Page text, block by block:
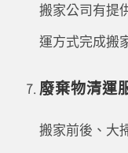
搬家公司有提
運方式完成搬
廢棄物清運
搬家前後、大